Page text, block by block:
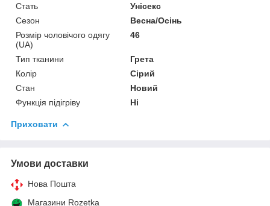
Стать
Унісекс
Сезон
Весна/Осінь
Розмір чоловічого одягу
(UA)
46
Тип тканини
Грета
Колір
Сірий
Стан
Новий
Функція підігріву
Ні
Приховати
Умови доставки
Нова Пошта
Магазини Rozetka